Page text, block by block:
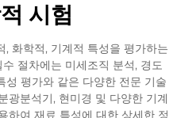
시험
화학적, 기계적 특성을 평가하는
절차에는 미세조직 분석, 경도
성 평가와 같은 다양한 전문 기술
광분석기, 현미경 및 다양한 기계
하여 재료 특성에 대한 상세한 정